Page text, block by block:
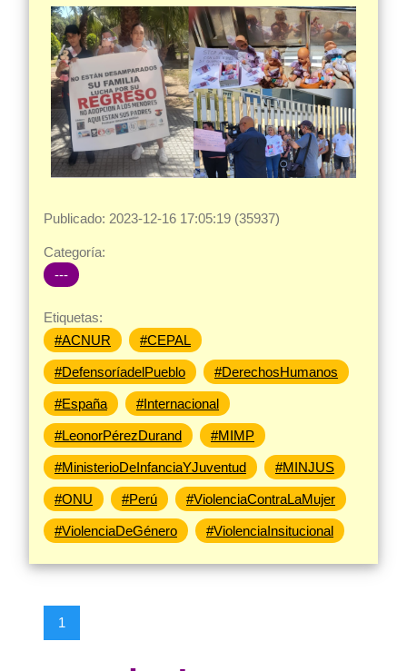
Publicado: 2023-12-16 17:05:19 (35937)
Categoría:
---
Etiquetas:
#ACNUR
#CEPAL
#DefensoríadelPueblo #DerechosHumanos
#España #Internacional
#LeonorPérezDurand #MIMP
#MinisterioDeInfanciaYJuventud #MINJUS
#ONU #Perú #ViolenciaContraLaMujer
#ViolenciaDeGénero #ViolenciaInsitucional
1